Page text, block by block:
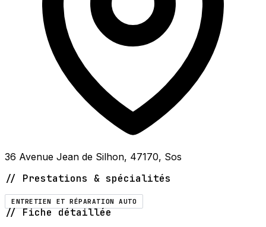
36 Avenue Jean de Silhon, 47170, Sos
// Prestations & spécialités
ENTRETIEN ET RÉPARATION AUTO
// Fiche détaillée